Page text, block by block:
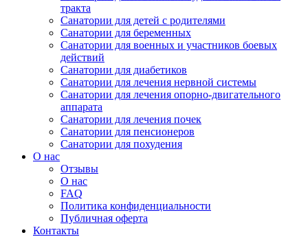
тракта
Санатории для детей с родителями
Санатории для беременных
Санатории для военных и участников боевых
действий
Санатории для диабетиков
Санатории для лечения нервной системы
Санатории для лечения опорно-двигательного
аппарата
Санатории для лечения почек
Санатории для пенсионеров
Санатории для похудения
О нас
Отзывы
О нас
FAQ
Политика конфиденциальности
Публичная оферта
Контакты